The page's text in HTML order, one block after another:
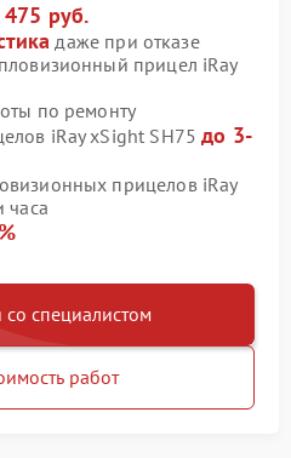
475 руб.
даже при отказе
прицел iRay
по ремонту
iRay xSight SH75до 3-
прицелов iRay
часа
со специалистом
работ